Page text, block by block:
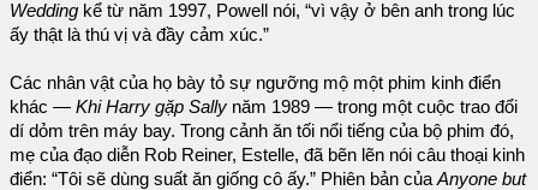
Wedding kể từ năm 1997, Powell nói, “vì vậy ở bên anh trong lúc
ấy thật là thú vị và đầy cảm xúc.”
Các nhân vật của họ bày tỏ sự ngưỡng mộ một phim kinh điển
khác — Khi Harry gặp Sally năm 1989 — trong một cuộc trao đổi
dí dỏm trên máy bay. Trong cảnh ăn tối nổi tiếng của bộ phim đó,
mẹ của đạo diễn Rob Reiner, Estelle, đã bẽn lẽn nói câu thoại kinh
điển: “Tôi sẽ dùng suất ăn giống cô ấy.” Phiên bản của Anyone but